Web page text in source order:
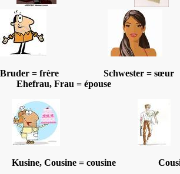
Bruder = frère Schwester =
Ehefrau, Frau = épouse
Kusine, Cousine = cousine Cousin